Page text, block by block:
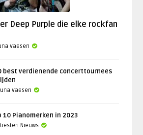
Deep Purple die elke rockfan
Vaesen
best verdienende concerttournees
Vaesen
10 Pianomerken in 2023
Nieuws